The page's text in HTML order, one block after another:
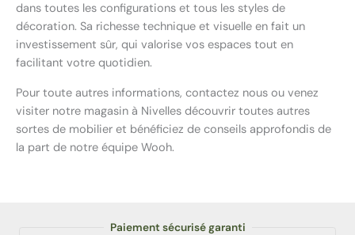
dans toutes les configurations et tous les styles de
décoration. Sa richesse technique et visuelle en fait un
investissement sûr, qui valorise vos espaces tout en
facilitant votre quotidien.
Pour toute autres informations, contactez nous ou venez
visiter notre magasin à Nivelles découvrir toutes autres
sortes de mobilier et bénéficiez de conseils approfondis de
la part de notre équipe Wooh.
Paiement sécurisé garanti